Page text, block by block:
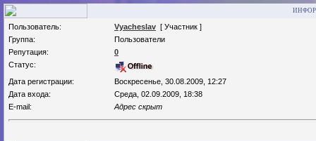
Пользователь: Vyacheslav [ Участник ]
Группа:
Пользователи
Репутация:
0
Статус:
Дата регистрации:
Воскресенье, 30.08.2009, 12:27
Дата входа:
Среда, 02.09.2009, 18:38
E-mail:
Адрес скрыт